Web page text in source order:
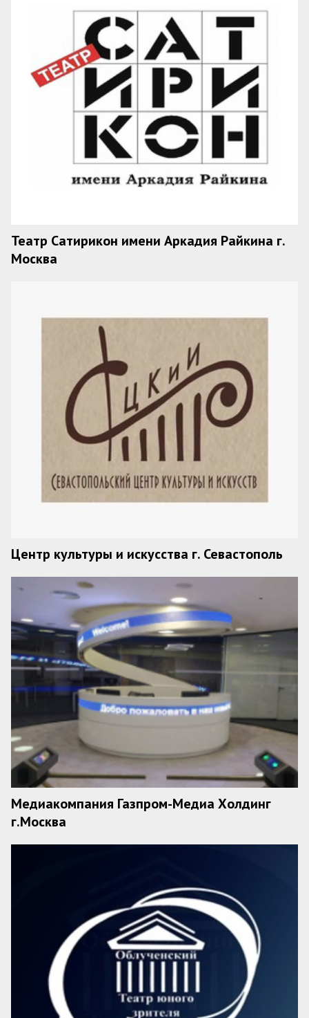
Театр Сатирикон имени Аркадия Райкина г.
Москва
Центр культуры и искусства г. Севастополь
Медиакомпания Газпром-Медиа Холдинг
г.Москва